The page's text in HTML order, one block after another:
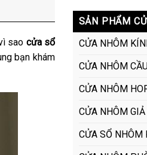
sao cửa sổ
bạn khám
SẢN PHẨM
CỬA NHÔM
CỬA NHÔM
CỬA NHÔM
CỬA NHÔM GIẢ
CỬA SỔ NHÔM